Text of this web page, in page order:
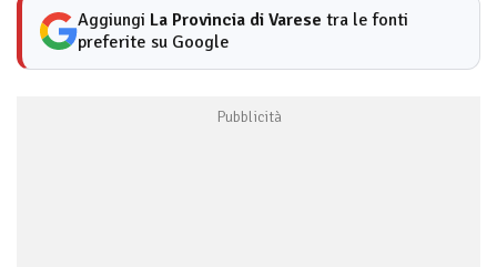
Aggiungi La Provincia di Varese tra le fonti
preferite su Google